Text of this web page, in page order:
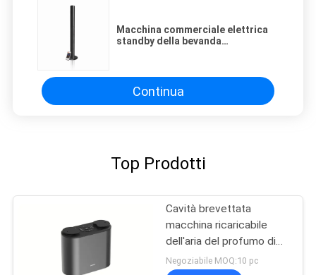
Macchina commerciale elettrica
standby della bevanda
Continua
Top Prodotti
Cavità brevettata
macchina ricaricabile
dell'aria del profumo di
PBT DC5V
Negoziabile MOQ:10 pc